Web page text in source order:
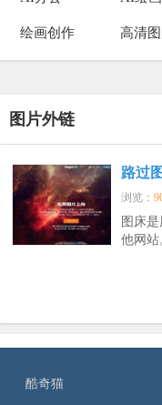
绘画创作 高清
图片外链
路过
浏览：
图床
他网
酷奇猫